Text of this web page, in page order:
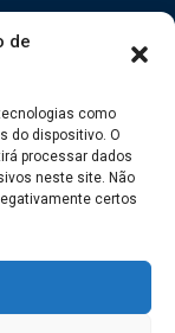
de
como
do dispositivo. O
processar dados
neste site. Não
certos